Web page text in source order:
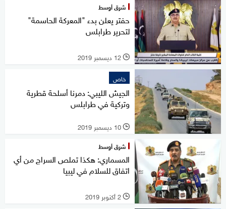
شرق أوسط
حفتر يعلن بدء "المعركة الحاسمة"
لتحرير طرابلس
l 12 ديسمبر 2019
خاص
الجيش الليبي: دمرنا أسلحة قطرية
وتركية في طرابلس
l 10 ديسمبر 2019
شرق أوسط
المسماري: هكذا تملص السراج من أي
اتفاق للسلام في ليبيا
l 2 أكتوبر 2019